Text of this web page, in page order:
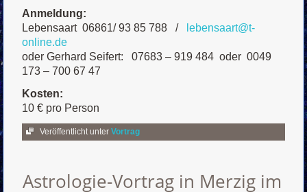
Anmeldung:
Lebensaart 06861/ 93 85 788 /
lebensaart@t-
online.de
oder Gerhard Seifert: 07683 – 919 484 oder 0049
173 – 700 67 47
Kosten:
10 € pro Person
Veröffentlicht unter Vortrag
Astrologie-Vortrag in Merzig im